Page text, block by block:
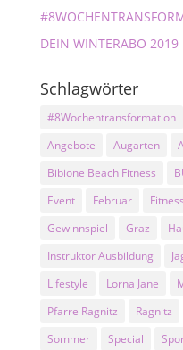
DEIN WINTERABO 2019
Schlagwörter
#8Wochentransformation
Angebote
Augarten
Bibione Beach Fitness
Event
Februar Fitness
Gewinnspiel
Graz
Instruktor Ausbildung
Lifestyle
Lorna Jane
Pfarre Ragnitz
Ragnitz
Sommer
Special